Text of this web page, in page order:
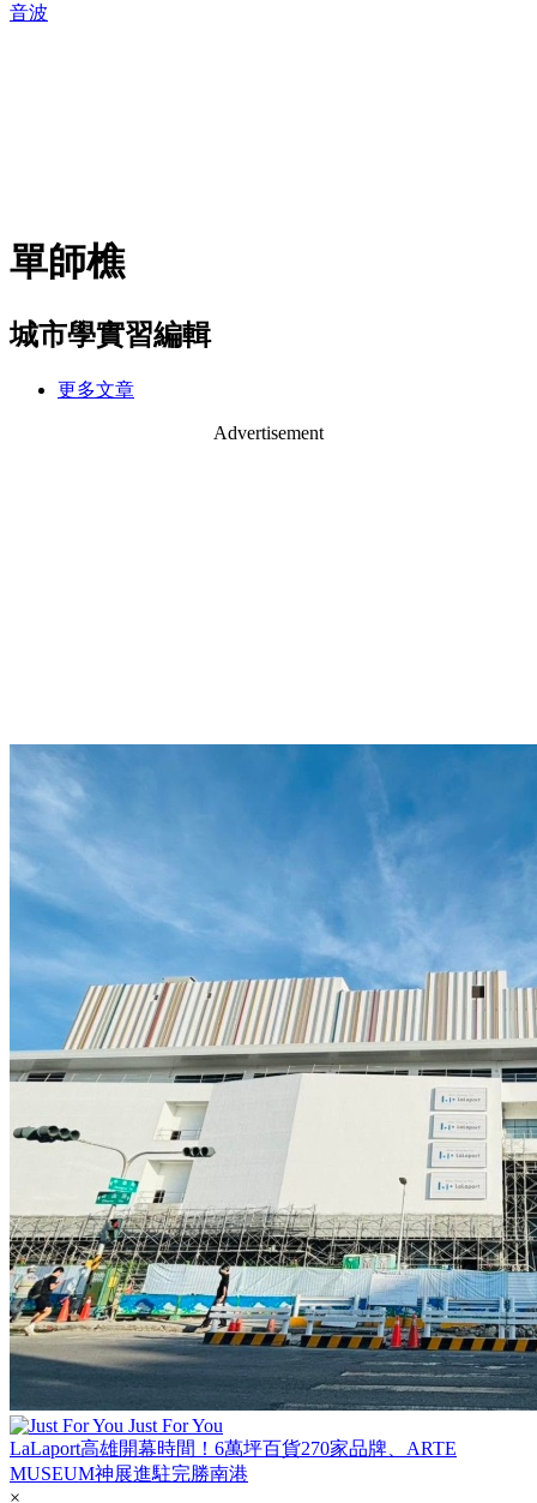
音波
單師樵
城市學實習編輯
更多文章
Advertisement
Just For You
LaLaport高雄開幕時間！6萬坪百貨270家品牌、ARTE
MUSEUM神展進駐完勝南港
×